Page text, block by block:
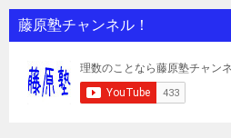
藤原塾チャンネル！